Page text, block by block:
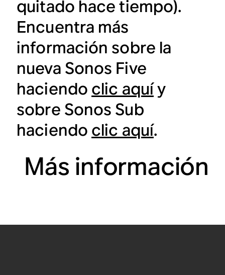
quitado hace tiempo).
Encuentra más
información sobre la
nueva Sonos Five
haciendo clic aquíy
sobre Sonos Sub
haciendo clic aquí.
Más información